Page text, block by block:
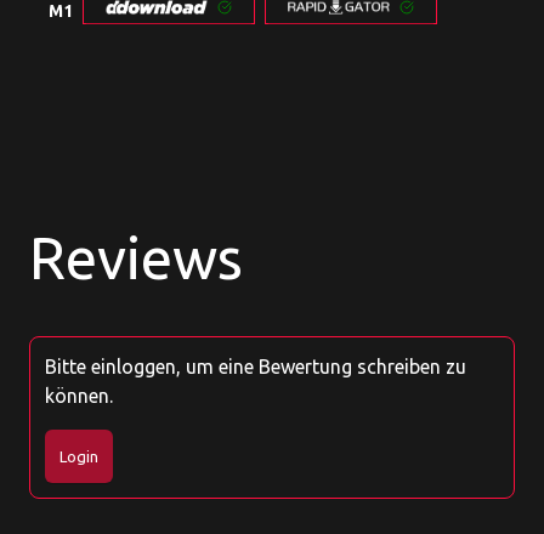
M1
Reviews
Bitte einloggen, um eine Bewertung schreiben zu
können.
Login